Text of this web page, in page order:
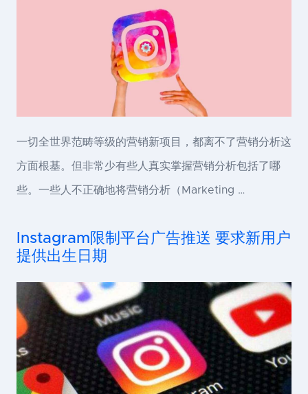
一切全世界范畴等级的营销新项目，都离不了营销分析这
方面根基。但非常少有些人真实掌握营销分析包括了哪
些。一些人不正确地将营销分析（Marketing …
Instagram限制平台广告推送 要求新用户
提供出生日期